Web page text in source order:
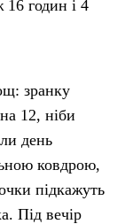
16 годин і 4
зранку
12, ніби
день
ковдрою,
підкажуть
Під вечір